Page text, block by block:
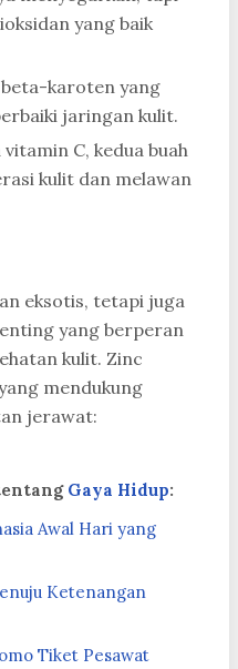
yang baik
karoten yang
jaringan kulit.
vitamin C, kedua buah
kulit dan melawan
eksotis, tetapi juga
yang berperan
kulit. Zinc
mendukung
jerawat:
Gaya Hidup:
Awal Hari yang
Ketenangan
Tiket Pesawat